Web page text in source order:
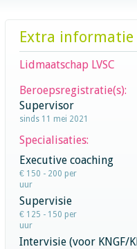
Extra informatie
Lidmaatschap LVSC
Beroepsregistratie(s):
Supervisor
sinds 11 mei 2021
Specialisaties:
Executive coaching
€ 150 - 200 per
uur
Supervisie
€ 125 - 150 per
uur
Intervisie (voor KNGF/